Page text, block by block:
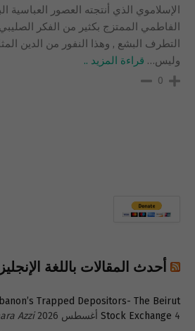
الإسلاموي الذي أنتجته العصور العباسية
الفاطمي الممتزج بكثير من الفكر
التطرف البشع , وهذا النفور من الدين
وليس… قراءة المزيد ..
0
أحدث المقالات باللغة
Trapped Depositors- The Beirut
Stock Exchange 4 أغسطس 2026
Azzi